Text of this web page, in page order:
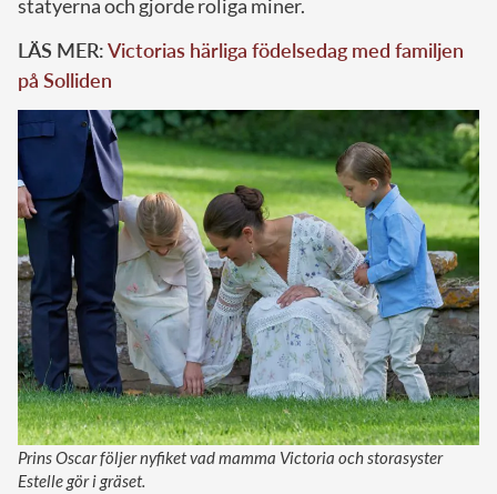
statyerna och gjorde roliga miner.
LÄS MER:Victorias härliga födelsedag med familjen
på Solliden
Prins Oscar följer nyfiket vad mamma Victoria och storasyster
Estelle gör i gräset.